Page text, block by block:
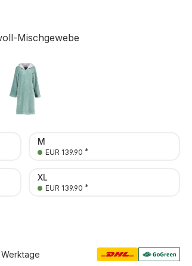
Mischgewebe
M
EUR 139.90 *
XL
EUR 139.90 *